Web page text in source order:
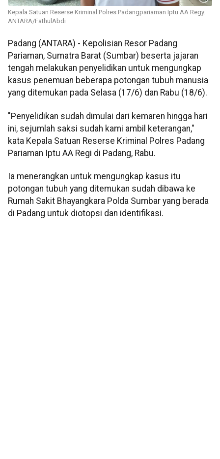
Kepala Satuan Reserse Kriminal Polres Padangpariaman Iptu AA Regy.
ANTARA/FathulAbdi
Padang (ANTARA) - Kepolisian Resor Padang
Pariaman, Sumatra Barat (Sumbar) beserta jajaran
tengah melakukan penyelidikan untuk mengungkap
kasus penemuan beberapa potongan tubuh manusia
yang ditemukan pada Selasa (17/6) dan Rabu (18/6).
"Penyelidikan sudah dimulai dari kemaren hingga hari
ini, sejumlah saksi sudah kami ambil keterangan,"
kata Kepala Satuan Reserse Kriminal Polres Padang
Pariaman Iptu AA Regi di Padang, Rabu.
Ia menerangkan untuk mengungkap kasus itu
potongan tubuh yang ditemukan sudah dibawa ke
Rumah Sakit Bhayangkara Polda Sumbar yang berada
di Padang untuk diotopsi dan identifikasi.